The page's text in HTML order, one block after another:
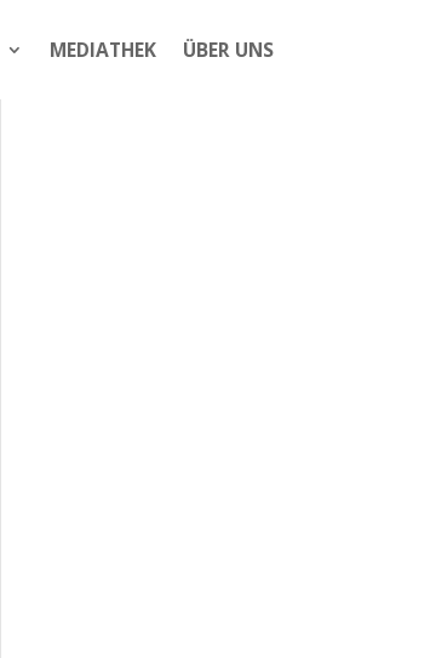
MEDIATHEK ÜBER UNS